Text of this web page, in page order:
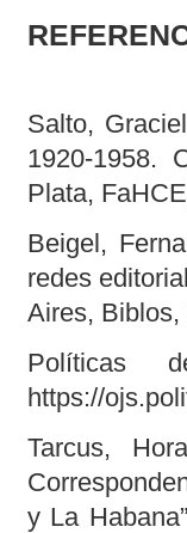
Salto,
1920-1958.
Plata,
Beigel,
redes
Aires, Biblos,
Políticas
https://
Tarcus,
y La